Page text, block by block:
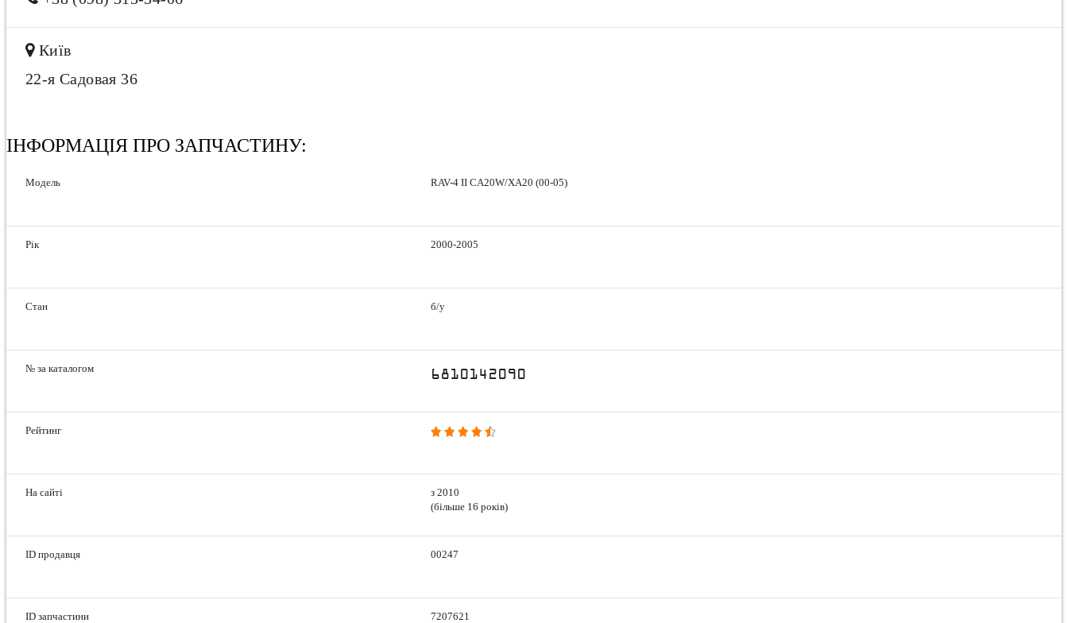
Київ
22-я Садовая 36
ІНФОРМАЦІЯ ПРО ЗАПЧАСТИНУ:
Модель RAV-4 II CA20W/XA20 (00-05)
Рік 2000-2005
Стан б/у
№ за каталогом 6810142090
Рейтинг
На сайті
з 2010
(більше 16 років)
ID продавця 00247
ID запчастини 7207621